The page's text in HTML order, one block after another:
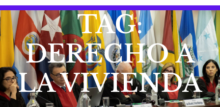
TAG:
DERECHO A
LA VIVIENDA